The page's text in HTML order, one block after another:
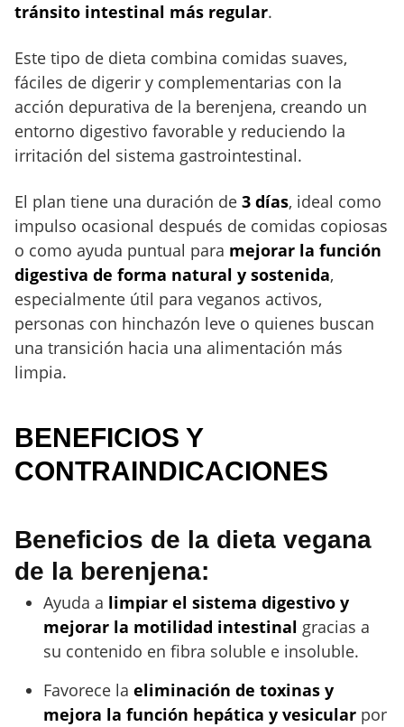
tránsito intestinal más regular.
Este tipo de dieta combina comidas suaves,
fáciles de digerir y complementarias con la
acción depurativa de la berenjena, creando un
entorno digestivo favorable y reduciendo la
irritación del sistema gastrointestinal.
El plan tiene una duración de 3 días, ideal como
impulso ocasional después de comidas copiosas
o como ayuda puntual para mejorar la función
digestiva de forma natural y sostenida,
especialmente útil para veganos activos,
personas con hinchazón leve o quienes buscan
una transición hacia una alimentación más
limpia.
BENEFICIOS Y
CONTRAINDICACIONES
Beneficios de la dieta vegana
de la berenjena:
Ayuda a limpiar el sistema digestivo y
mejorar la motilidad intestinal gracias a
su contenido en fibra soluble e insoluble.
Favorece la eliminación de toxinas y
mejora la función hepática y vesicular por